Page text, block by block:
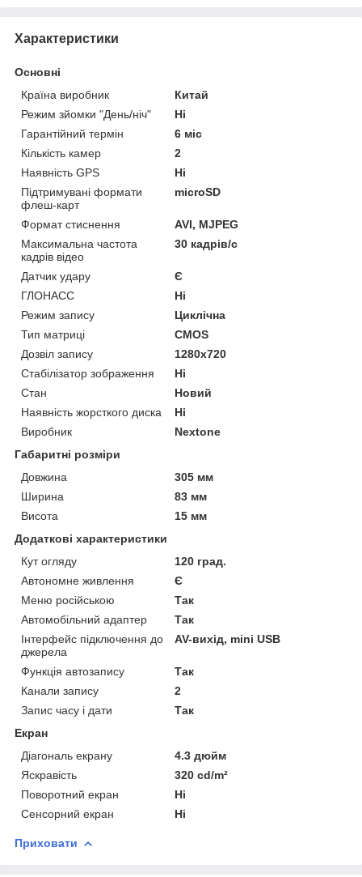
Характеристики
Основні
Країна виробник
Китай
Режим зйомки "День/ніч"
Ні
Гарантійний термін
6 міс
Кількість камер
2
Наявність GPS
Ні
Підтримувані формати
флеш-карт
microSD
Формат стиснення
AVI, MJPEG
Максимальна частота
кадрів відео
30 кадрів/с
Датчик удару
Є
ГЛОНАСС
Ні
Режим запису
Циклічна
Тип матриці
CMOS
Дозвіл запису
1280х720
Стабілізатор зображення
Ні
Стан
Новий
Наявність жорсткого диска
Ні
Виробник
Nextone
Габаритні розміри
Довжина
305 мм
Ширина
83 мм
Висота
15 мм
Додаткові характеристики
Кут огляду
120 град.
Автономне живлення
Є
Меню російською
Так
Автомобільний адаптер
Так
Інтерфейс підключення до
джерела
AV-вихід, mini USB
Функція автозапису
Так
Канали запису
2
Запис часу і дати
Так
Екран
Діагональ екрану
4.3 дюйм
Яскравість
320 cd/m²
Поворотний екран
Ні
Сенсорний екран
Ні
Приховати